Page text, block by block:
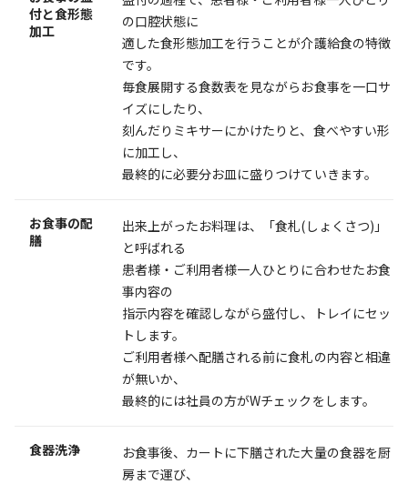
付と食形態
加工
の口腔状態に
適した食形態加工を行うことが介護給食の特徴
です。
毎食展開する食数表を見ながらお食事を一口サ
イズにしたり、
刻んだりミキサーにかけたりと、食べやすい形
に加工し、
最終的に必要分お皿に盛りつけていきます。
お食事の配
膳
出来上がったお料理は、「食札(しょくさつ)」
と呼ばれる
患者様・ご利用者様一人ひとりに合わせたお食
事内容の
指示内容を確認しながら盛付し、トレイにセッ
トします。
ご利用者様へ配膳される前に食札の内容と相違
が無いか、
最終的には社員の方がWチェックをします。
食器洗浄
お食事後、カートに下膳された大量の食器を厨
房まで運び、